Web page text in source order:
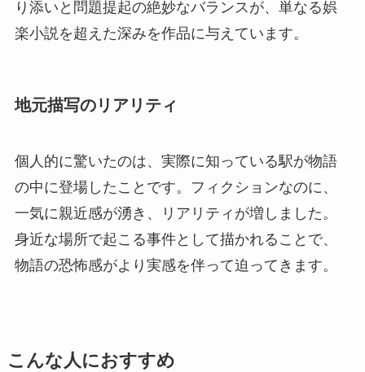
り添いと問題提起の絶妙なバランスが、単なる娯
楽小説を超えた深みを作品に与えています。
地元描写のリアリティ
個人的に驚いたのは、実際に知っている駅が物語
の中に登場したことです。フィクションなのに、
一気に親近感が湧き、リアリティが増しました。
身近な場所で起こる事件として描かれることで、
物語の恐怖感がより実感を伴って迫ってきます。
こんな人におすすめ